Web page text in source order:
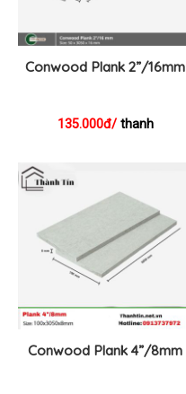
Conwood Plank 2”/16mm
135.000đ/ thanh
Conwood Plank 4”/8mm